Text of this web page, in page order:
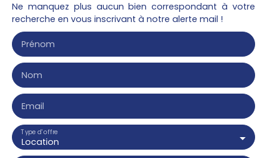
Ne manquez plus aucun bien correspondant à votre
recherche en vous inscrivant à notre alerte mail !
Prénom
Nom
Email
Location
Type d'offre